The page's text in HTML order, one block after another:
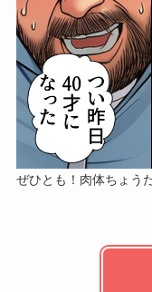
ぜひとも！肉体ちょう